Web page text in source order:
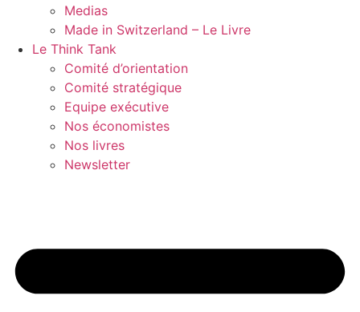
Medias
Made in Switzerland – Le Livre
Le Think Tank
Comité d’orientation
Comité stratégique
Equipe exécutive
Nos économistes
Nos livres
Newsletter